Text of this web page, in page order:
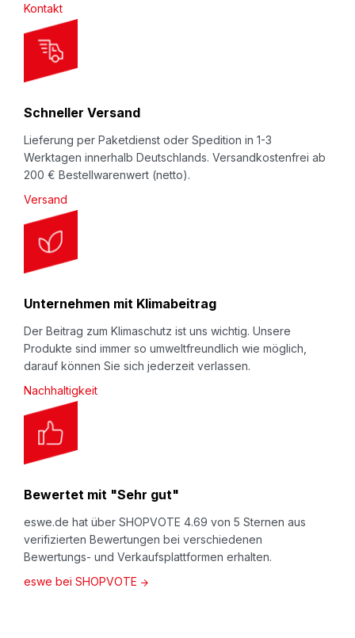
e
t
e
r
Kontakt
Schneller Versand
Lieferung per Paketdienst oder Spedition in 1-3
Werktagen innerhalb Deutschlands. Versandkostenfrei ab
200 € Bestellwarenwert (netto).
Versand
Unternehmen mit Klimabeitrag
Der Beitrag zum Klimaschutz ist uns wichtig. Unsere
Produkte sind immer so umweltfreundlich wie möglich,
darauf können Sie sich jederzeit verlassen.
Nachhaltigkeit
Bewertet mit "Sehr gut"
eswe.de hat über SHOPVOTE 4.69 von 5 Sternen aus
verifizierten Bewertungen bei verschiedenen
Bewertungs- und Verkaufsplattformen erhalten.
eswe bei SHOPVOTE